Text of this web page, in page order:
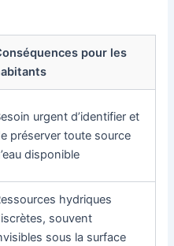
pour les
urgent d’identifier et
préserver toute source
disponible
hydriques
souvent
sous la surface